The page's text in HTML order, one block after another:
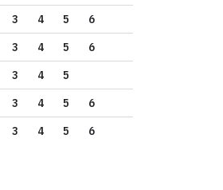
3 4 5
6
3 4 5
6
3 4
5
3 4 5
6
3 4 5 6